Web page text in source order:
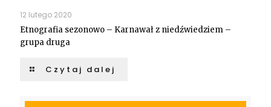
12 lutego 2020
Etnografia sezonowo – Karnawał z niedźwiedziem –
grupa druga
Czytaj dalej